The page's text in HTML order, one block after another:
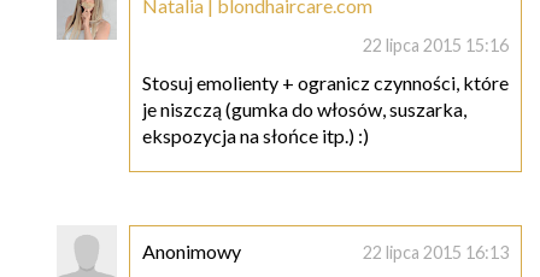
Natalia | blondhaircare.com
22 lipca 2015 15:16
Stosuj emolienty + ogranicz czynności, które
je niszczą (gumka do włosów, suszarka,
ekspozycja na słońce itp.) :)
Anonimowy 22 lipca 2015 16:13